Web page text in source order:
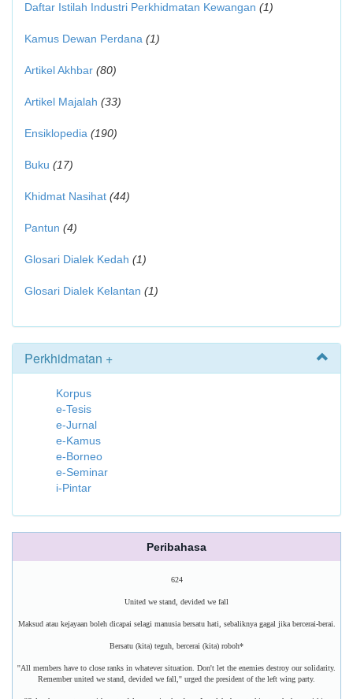
Daftar Istilah Industri Perkhidmatan Kewangan (1)
Kamus Dewan Perdana (1)
Artikel Akhbar (80)
Artikel Majalah (33)
Ensiklopedia (190)
Buku (17)
Khidmat Nasihat (44)
Pantun (4)
Glosari Dialek Kedah (1)
Glosari Dialek Kelantan (1)
Perkhidmatan +
Korpus
e-Tesis
e-Jurnal
e-Kamus
e-Borneo
e-Seminar
i-Pintar
Peribahasa
624
United we stand, devided we fall
Maksud atau kejayaan boleh dicapai selagi manusia bersatu hati, sebaliknya gagal jika bercerai-berai.
Bersatu (kita) teguh, bercerai (kita) roboh*
''All members have to close ranks in whatever situation. Don't let the enemies destroy our solidarity.
Remember united we stand, devided we fall,'' urged the president of the left wing party.